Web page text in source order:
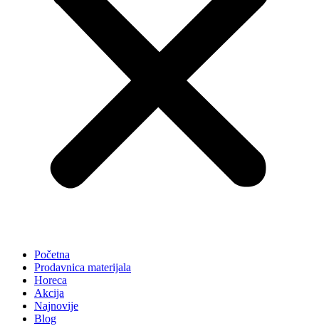
Početna
Prodavnica materijala
Horeca
Akcija
Najnovije
Blog